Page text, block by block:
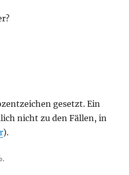
gesetzt. Ein
nicht zu den Fällen, in
).